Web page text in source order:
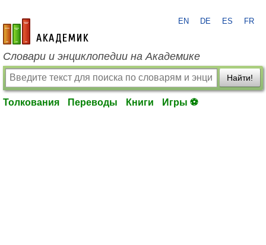
academic.ru
EN DE ES FR
Словари и энциклопедии на Академике
Найти!
Толкования Переводы Книги Игры ⚽